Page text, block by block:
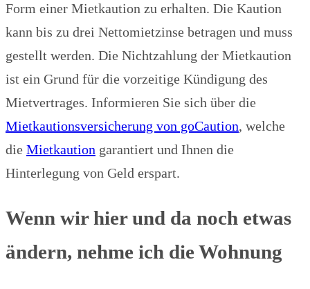
Form einer Mietkaution zu erhalten. Die Kaution
kann bis zu drei Nettomietzinse betragen und muss
gestellt werden. Die Nichtzahlung der Mietkaution
ist ein Grund für die vorzeitige Kündigung des
Mietvertrages. Informieren Sie sich über die
Mietkautionsversicherung von goCaution, welche
die Mietkaution garantiert und Ihnen die
Hinterlegung von Geld erspart.
Wenn wir hier und da noch etwas
ändern, nehme ich die Wohnung